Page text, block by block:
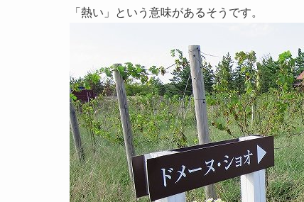
「熱い」という意味があるそうです。